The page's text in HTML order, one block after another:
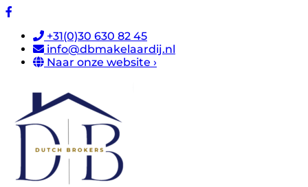
+31(0)30 630 82 45
info@dbmakelaardij.nl
Naar onze website ›